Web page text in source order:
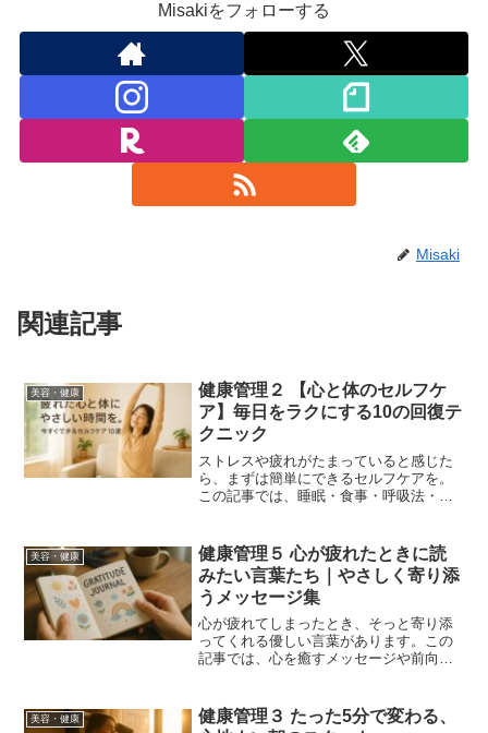
Misakiをフォローする
Misaki
関連記事
美容・健康
健康管理２ 【心と体のセルフケ
ア】毎日をラクにする10の回復テ
クニック
ストレスや疲れがたまっていると感じた
ら、まずは簡単にできるセルフケアを。
この記事では、睡眠・食事・呼吸法・自
ヒントをやさしくまとめました。"Feeling
overwhelmed or exhausted? Discover 10
easy self-care tips to relax your mind,
recover from stress, and create space for
daily well-being. Perfect for busy
lifestyles."
美容・健康
健康管理５ 心が疲れたときに読
みたい言葉たち｜やさしく寄り添
うメッセージ集
心が疲れてしまったとき、そっと寄り添
ってくれる優しい言葉があります。この
記事では、心を癒すメッセージや前向き
When your heart feels tired, sometimes
it's the quiet, poetic words that offer the
美容・健康
健康管理３ たった5分で変わる、